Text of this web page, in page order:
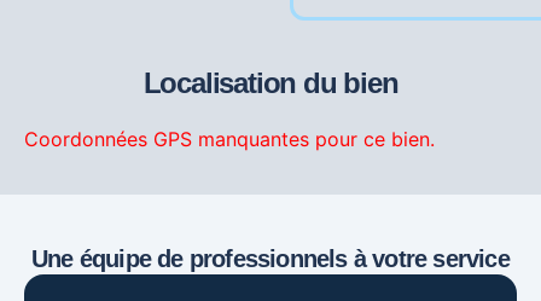
Localisation du bien
Coordonnées GPS manquantes pour ce bien.
Une équipe de professionnels à votre service